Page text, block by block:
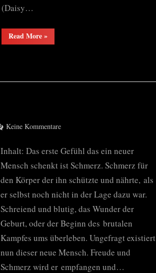
(Daisy…
Read More“We
bury
»
Keine Kommentarezu
Obsession
Inhalt: Das erste Gefühl das ein neuer
Mensch schenkt ist Schmerz. Schmerz für
den Körper der ihn schützte und nährte, als
er selbst noch nicht in der Lage dazu war.
Schreiend und blutig, das Wunder der
Geburt, oder der Beginn des brutalen
Kampfes ums überleben. Ungefragt existiert
nun dieser neue Mensch. Freude und
Schmerz wird er empfangen und…